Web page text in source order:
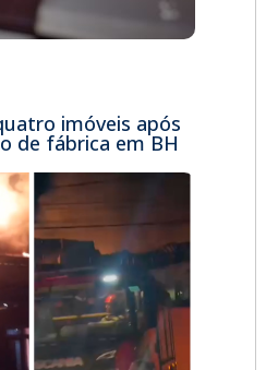
imóveis após
de fábrica em BH